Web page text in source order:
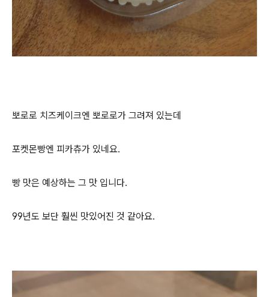
뽀로로 치즈케이크엔 뽀로로가 그려져 있는데
포켓몬빵엔 피카츄가 있네요.
빵 맛은 예상하는 그 맛 입니다.
99년도 보단 훨씬 맛있어진 것 같아요.